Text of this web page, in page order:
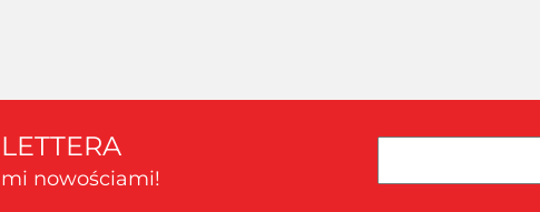
nowościami!